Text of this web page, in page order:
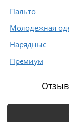
Пальто
Молодежная
Нарядные
Премиум